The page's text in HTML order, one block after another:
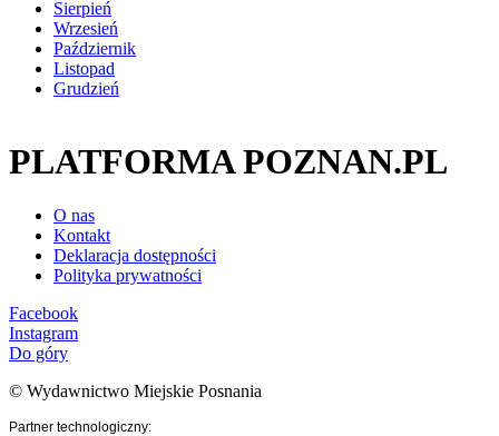
Sierpień
Wrzesień
Październik
Listopad
Grudzień
PLATFORMA POZNAN.PL
O nas
Kontakt
Deklaracja dostępności
Polityka prywatności
Facebook
Instagram
Do góry
© Wydawnictwo Miejskie Posnania
Partner technologiczny: